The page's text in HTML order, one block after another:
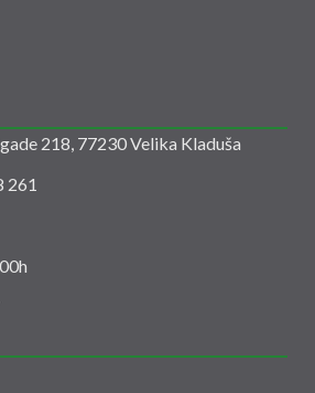
218, 77230 Velika Kladuša
261